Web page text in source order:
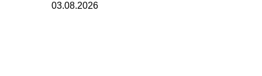
03.08.2026